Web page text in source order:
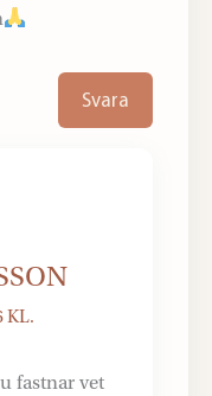
Svara
KL.
fastnar vet